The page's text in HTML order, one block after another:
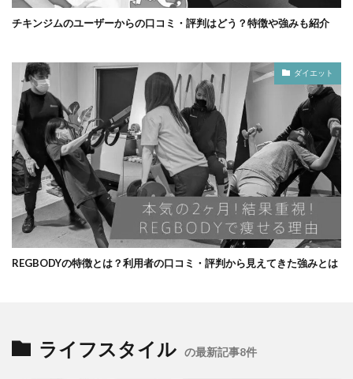
チキンジムのユーザーからの口コミ・評判はどう？特徴や強みも紹介
ダイエット
REGBODYの特徴とは？利用者の口コミ・評判から見えてきた強みとは
ライフスタイル の最新記事8件